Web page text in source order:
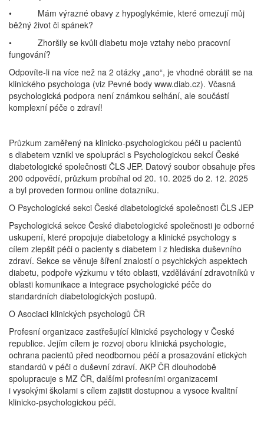
• Mám výrazné obavy z hypoglykémie, které omezují můj
běžný život či spánek?
• Zhoršily se kvůli diabetu moje vztahy nebo pracovní
fungování?
Odpovíte-li na více než na 2 otázky „ano“, je vhodné obrátit se na
klinického psychologa (viz Pevné body www.diab.cz). Včasná
psychologická podpora není známkou selhání, ale součástí
komplexní péče o zdraví!
Průzkum zaměřený na klinicko-psychologickou péči u pacientů
s diabetem vznikl ve spolupráci s Psychologickou sekcí České
diabetologické společnosti ČLS JEP. Datový soubor obsahuje přes
200 odpovědí, průzkum probíhal od 20. 10. 2025 do 2. 12. 2025
a byl proveden formou online dotazníku.
O Psychologické sekci České diabetologické společnosti ČLS JEP
Psychologická sekce České diabetologické společnosti je odborné
uskupení, které propojuje diabetology a klinické psychology s
cílem zlepšit péči o pacienty s diabetem i z hlediska duševního
zdraví. Sekce se věnuje šíření znalostí o psychických aspektech
diabetu, podpoře výzkumu v této oblasti, vzdělávání zdravotníků v
oblasti komunikace a integrace psychologické péče do
standardních diabetologických postupů.
O Asociaci klinických psychologů ČR
Profesní organizace zastřešující klinické psychology v České
republice. Jejím cílem je rozvoj oboru klinická psychologie,
ochrana pacientů před neodbornou péčí a prosazování etických
standardů v péči o duševní zdraví. AKP ČR dlouhodobě
spolupracuje s MZ ČR, dalšími profesními organizacemi
i vysokými školami s cílem zajistit dostupnou a vysoce kvalitní
klinicko-psychologickou péči.